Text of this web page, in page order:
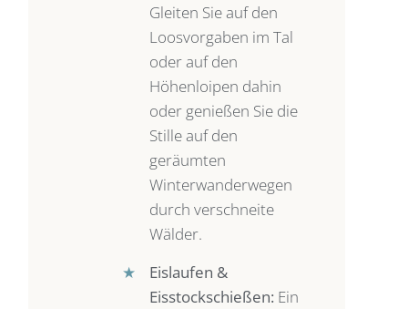
Gleiten Sie auf den
Loosvorgaben im Tal
oder auf den
Höhenloipen dahin
oder genießen Sie die
Stille auf den
geräumten
Winterwanderwegen
durch verschneite
Wälder.
★
Eislaufen &
Eisstockschießen: Ein